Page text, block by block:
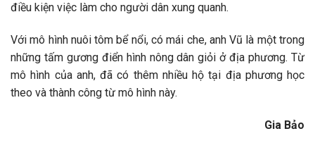
điều kiện việc làm cho người dân xung quanh.
Với mô hình nuôi tôm bể nổi, có mái che, anh Vũ là một trong
những tấm gương điển hình nông dân giỏi ở địa phương. Từ
mô hình của anh, đã có thêm nhiều hộ tại địa phương học
theo và thành công từ mô hình này.
Gia Bảo